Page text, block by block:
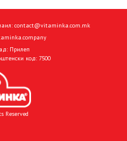
contact@vitaminka.com.mk
Прилеп
код: 7500
Reserved